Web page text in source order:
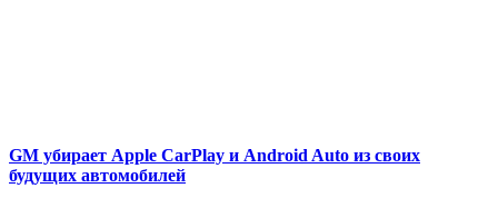
GM убирает Apple CarPlay и Android Auto из своих
будущих автомобилей